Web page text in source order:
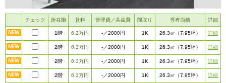
チェック 所在階 賃料 管理費／共益費 間取り 専有面積 詳細
1階 6.2万円 -／2000円 1K 26.3㎡ （7.95坪） 詳細
2階 6.3万円 -／2000円 1K 26.3㎡ （7.95坪） 詳細
2階 6.3万円 -／2000円 1K 26.3㎡ （7.95坪） 詳細
2階 6.3万円 -／2000円 1K 26.3㎡ （7.95坪） 詳細